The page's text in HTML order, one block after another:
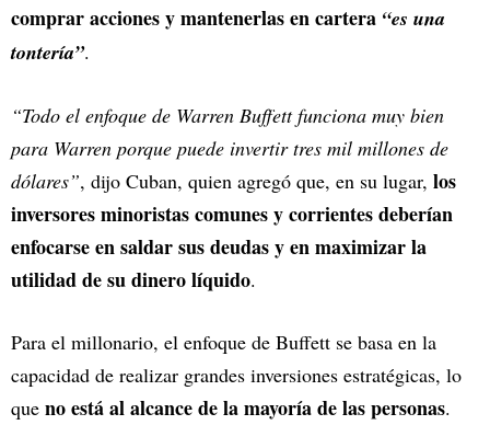
comprar acciones y mantenerlas en cartera “es una
tontería”.
“Todo el enfoque de Warren Buffett funciona muy bien
para Warren porque puede invertir tres mil millones de
dólares”, dijo Cuban, quien agregó que, en su lugar, los
inversores minoristas comunes y corrientes deberían
enfocarse en saldar sus deudas y en maximizar la
utilidad de su dinero líquido.
Para el millonario, el enfoque de Buffett se basa en la
capacidad de realizar grandes inversiones estratégicas, lo
que no está al alcance de la mayoría de las personas.